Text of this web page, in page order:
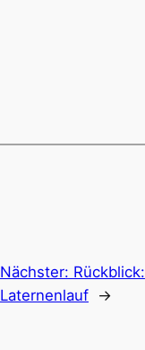
Nächster: Rückblick:
Laternenlauf
→